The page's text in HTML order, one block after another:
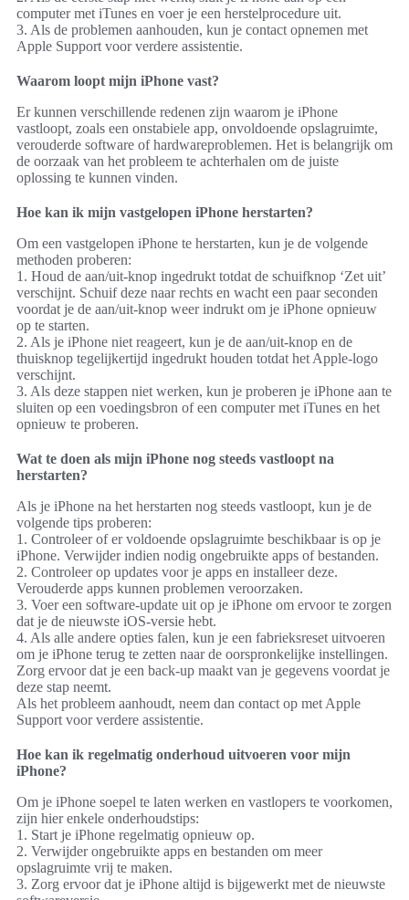
Waarom loopt mijn iPhone vast?
Er kunnen verschillende redenen zijn waarom je iPhone
vastloopt, zoals een onstabiele app, onvoldoende opslagruimte,
de oorzaak van het probleem te achterhalen om de juiste
Hoe kan ik mijn vastgelopen iPhone herstarten?
Om een vastgelopen iPhone te herstarten, kun je de volgende
methoden proberen:
verschijnt. Schuif deze naar rechts en wacht een paar seconden
op te starten.
2. Als je iPhone niet reageert, kun je de aan/uit-knop en de
thuisknop tegelijkertijd ingedrukt houden totdat het Apple-logo
verschijnt.
3. Als deze stappen niet werken, kun je proberen je iPhone aan te
sluiten op een voedingsbron of een computer met iTunes en het
opnieuw te proberen.
Wat te doen als mijn iPhone nog steeds vastloopt na
herstarten?
Als je iPhone na het herstarten nog steeds vastloopt, kun je de
1. Controleer of er voldoende opslagruimte beschikbaar is op je
iPhone. Verwijder indien nodig ongebruikte apps of bestanden.
Verouderde apps kunnen problemen veroorzaken.
3. Voer een software-update uit op je iPhone om ervoor te zorgen
dat je de nieuwste iOS-versie hebt.
4. Als alle andere opties falen, kun je een fabrieksreset uitvoeren
om je iPhone terug te zetten naar de oorspronkelijke instellingen.
Zorg ervoor dat je een back-up maakt van je gegevens voordat je
deze stap neemt.
Als het probleem aanhoudt, neem dan contact op met Apple
Support voor verdere assistentie.
Hoe kan ik regelmatig onderhoud uitvoeren voor mijn
iPhone?
Om je iPhone soepel te laten werken en vastlopers te voorkomen,
1. Start je iPhone regelmatig opnieuw op.
2. Verwijder ongebruikte apps en bestanden om meer
3. Zorg ervoor dat je iPhone altijd is bijgewerkt met de nieuwste
softwareversie.
4. Vermijd het installeren van onbekende of onbetrouwbare apps.
5. Houd je iPhone schoon en vrij van stof en vuil.
6. Schakel onnodige meldingen en achtergrond-apps uit om de
prestaties te verbeteren.